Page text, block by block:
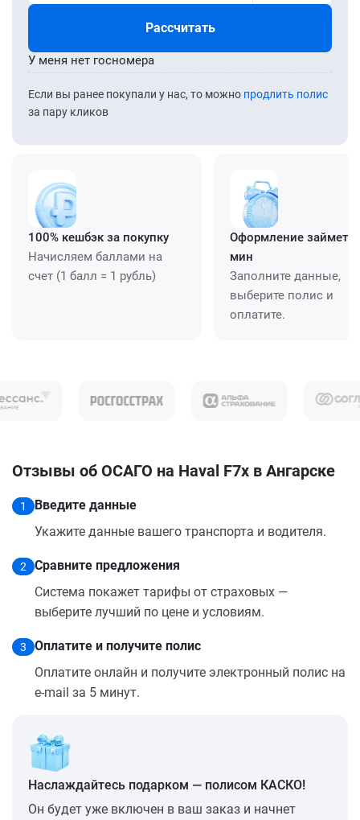
Рассчитать
Если вы ранее покупали у нас, то можно продлить полис
за пару кликов
У меня нет госномера
100% кешбэк за покупку
Начисляем баллами на
счет (1 балл = 1 рубль)
Оформление займет
мин
Заполните данные,
выберите полис и
оплатите.
Отзывы об ОСАГО на Haval F7x в Ангарске
1
Введите данные
Укажите данные вашего транспорта и водителя.
2
Сравните предложения
Система покажет тарифы от страховых —
выберите лучший по цене и условиям.
3
Оплатите и получите полис
Оплатите онлайн и получите электронный полис на
e-mail за 5 минут.
Наслаждайтесь подарком — полисом КАСКО!
Он будет уже включен в ваш заказ и начнет